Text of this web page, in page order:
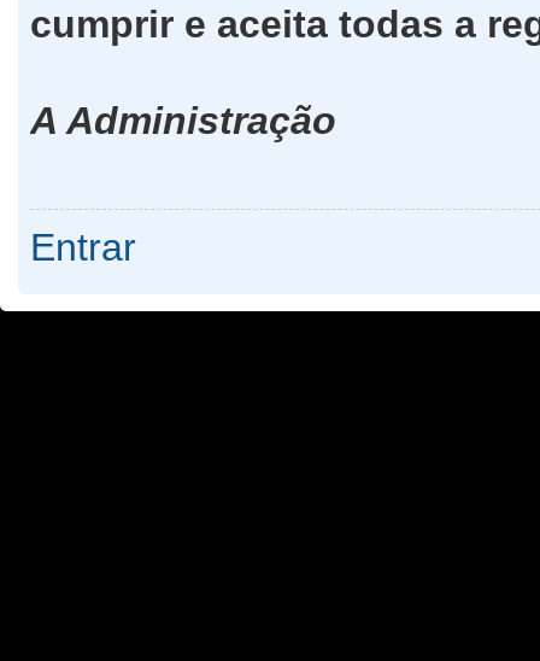
cumprir e aceita todas a
A Administração
Entrar